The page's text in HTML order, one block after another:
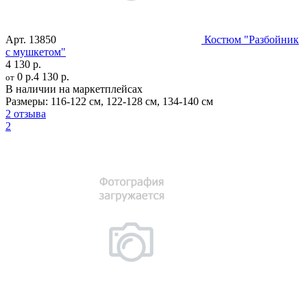
Арт. 13850
Костюм "Разбойник
с мушкетом"
4 130 р.
от 0 р.4 130 р.
В наличии на маркетплейсах
Размеры: 116-122 см, 122-128 см, 134-140 см
2 отзыва
2